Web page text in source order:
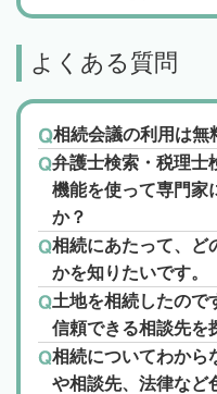
よくある質問
相続会議の利用は無
弁護士検索・税理士
機能を使って専門家
か？
相続にあたって、ど
かを知りたいです。
土地を相続したので
信頼できる相談先を
相続についてわから
や相談先、法律など